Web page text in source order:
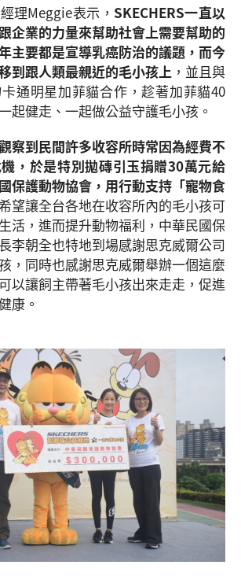
理Meggie表示， SKECHERS一直以
企業的力量來幫助社會上需要幫助的
主要都是宣導乳癌防治的議題，而今
到跟人類最親近的毛小孩上 ，並且與
通明星加菲貓合作，趁著加菲貓40
起健走、一起做公益守護毛小孩。
察到民間許多收容所時常因為經費不
，於是特別拋磚引玉捐贈30萬元給
保護動物協會，用行動支持「寵物食
望讓全台各地在收容所內的毛小孩可
活，進而提升動物福利，中華民國保
李朝全也特地到場感謝思克威爾公司
，同時也感謝思克威爾舉辦一個這麼
以讓飼主帶著毛小孩出來走走，促進
康。